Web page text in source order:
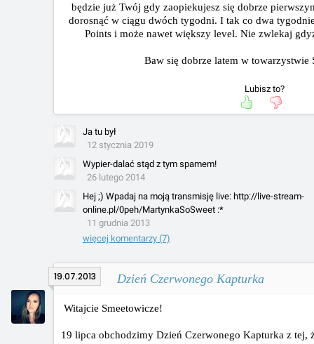
będzie już Twój gdy zaopiekujesz się dobrze
dorosnąć w ciągu dwóch tygodni. I tak co dwa
Points i może nawet większy level. Nie zwlekaj
Baw się dobrze latem w towarzystwie
Lubisz to?
Ja tu był
12 stycznia 2019
Wypier-dalać stąd z tym spamem!
26 lutego 2014
Hej ;) Wpadaj na moją transmisję live: http://live-stream-
online.pl/0peh/MartynkaSoSweet :*
11 grudnia 2013
więcej komentarzy (7)
19.07.2013 Dzień Czerwonego Kapturka
Witajcie Smeetowicze!
19 lipca obchodzimy Dzień Czerwonego Kapturka z tej,